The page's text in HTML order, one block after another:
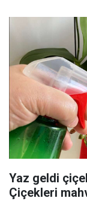
Yaz geldi
Çiçekleri